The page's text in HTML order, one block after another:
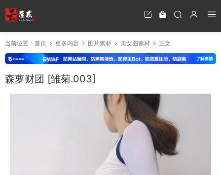
当前位置： 首页 更多内容 图片素材 美女图素材 正文
森萝财团 [雏菊.003]